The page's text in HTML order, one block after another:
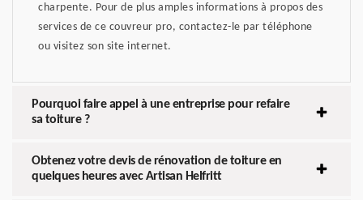
charpente. Pour de plus amples informations à propos des
services de ce couvreur pro, contactez-le par téléphone
ou visitez son site internet.
Pourquoi faire appel à une entreprise pour refaire
sa toiture ?
Obtenez votre devis de rénovation de toiture en
quelques heures avec Artisan Helfritt